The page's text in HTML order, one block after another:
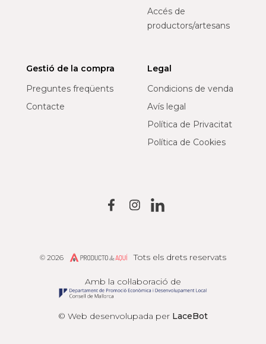
Accés de
productors/artesans
Gestió de la compra
Preguntes freqüents
Contacte
Legal
Condicions de venda
Avís legal
Política de Privacitat
Política de Cookies
© Web desenvolupada per LaceBot
Amb la col·laboració de
© 2026 Producto de AquíTots els drets reservats